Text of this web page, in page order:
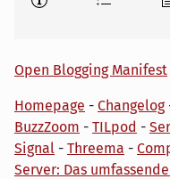
Open Blogging Manifest
Homepage - Changelog
BuzzZoom - TILpod -
Signal - Threema -
Server: Das